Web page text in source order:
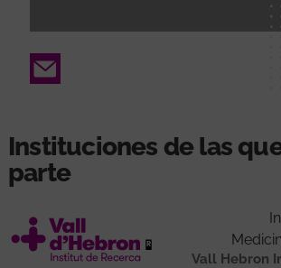
Email
Instituciones de las
parte
Vall Hebron